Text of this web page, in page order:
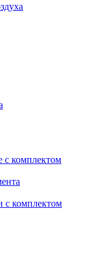
с комплектом
с комплектом